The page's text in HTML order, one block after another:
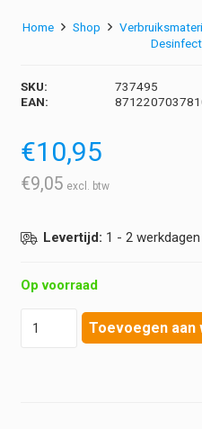
Home Shop
SKU:
737495
EAN:
€10,95
€9,05
Levertijd: 1 - 2 werkdagen
Op voorraad
Toevoegen aan